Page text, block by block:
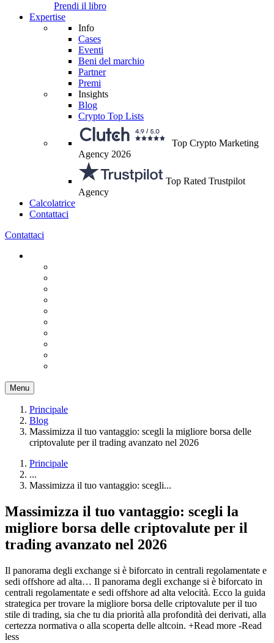
Prendi il libro
Expertise
Info
Cases
Eventi
Beni del marchio
Partner
Premi
Insights
Blog
Crypto Top Lists
Top Crypto Marketing
Agency 2026
Top Rated Trustpilot
Agency
Calcolatrice
Contattaci
Contattaci
Menu
Principale
Blog
Massimizza il tuo vantaggio: scegli la migliore borsa delle
criptovalute per il trading avanzato nel 2026
Principale
...
Massimizza il tuo vantaggio: scegli...
Massimizza il tuo vantaggio: scegli la
migliore borsa delle criptovalute per il
trading avanzato nel 2026
Il panorama degli exchange si è biforcato in centrali regolamentate e
sedi offshore ad alta… Il panorama degli exchange si è biforcato in
centrali regolamentate e sedi offshore ad alta velocità. Ecco la guida
strategica per trovare la migliore borsa delle criptovalute per il tuo
stile di trading, sia che tu dia priorità alla profondità dei derivati, alla
certezza normativa o alla scoperta delle altcoin. +Read more -Read
less